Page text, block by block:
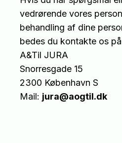
vedrørende vores
behandling af dine
bedes du kontakte os
A&Til JURA
Snorresgade 15
2300 København S
Mail: jura@aogtil.dk